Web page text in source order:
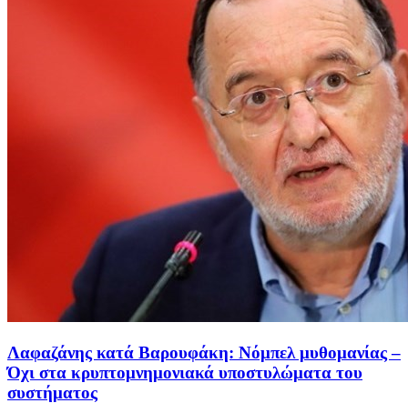
Λαφαζάνης κατά Βαρουφάκη: Νόμπελ μυθομανίας –
Όχι στα κρυπτομνημονιακά υποστυλώματα του
συστήματος